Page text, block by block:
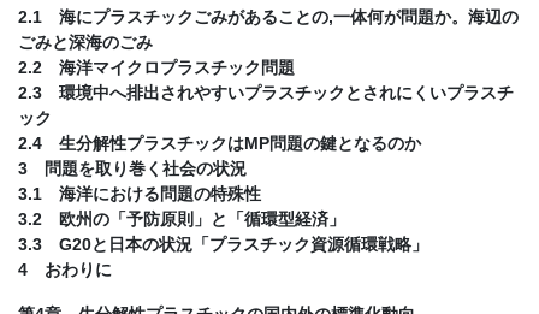
2.1 海にプラスチックごみがあることの,一体何が問題か。海辺の
ごみと深海のごみ
2.2 海洋マイクロプラスチック問題
2.3 環境中へ排出されやすいプラスチックとされにくいプラスチ
ック
2.4 生分解性プラスチックはMP問題の鍵となるのか
3 問題を取り巻く社会の状況
3.1 海洋における問題の特殊性
3.2 欧州の「予防原則」と「循環型経済」
3.3 G20と日本の状況「プラスチック資源循環戦略」
4 おわりに